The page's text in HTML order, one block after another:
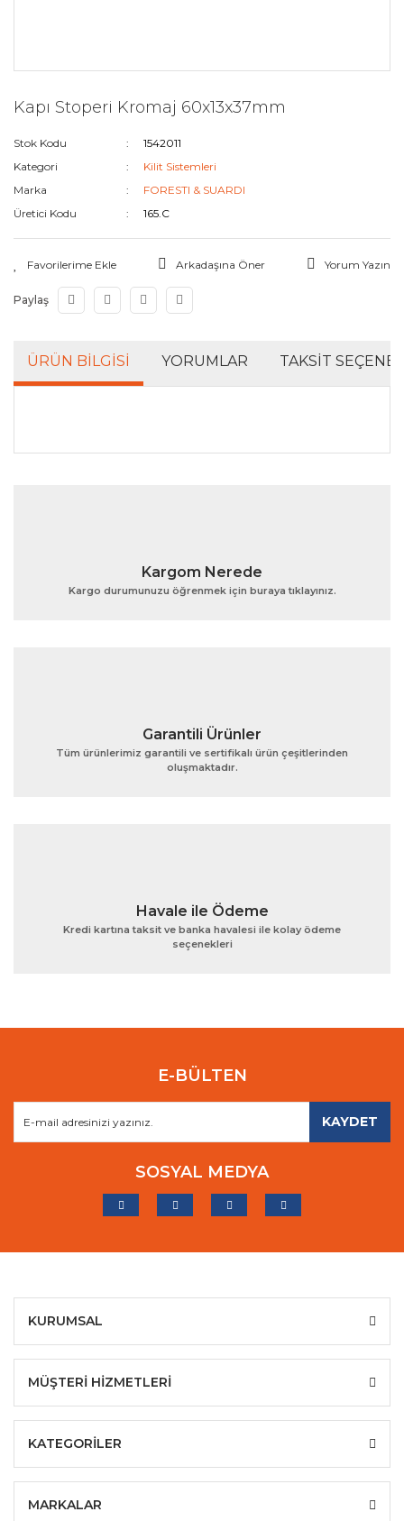
Kapı Stoperi Kromaj 60x13x37mm
Stok Kodu
1542011
Kategori
Kilit Sistemleri
Marka
FORESTI & SUARDI
Üretici Kodu
165.C
Arkadaşına Öner Yorum Yazın
Paylaş
ÜRÜN BILGISI YORUMLAR TAKSIT
Bu ürünün fiyat bilgisi, resim, ürün açıklamalarında ve
Ürün açıklamasında eksik bilgiler bulunuyor.
Gönder
Kargom Nerede
Kargo durumunuzu öğrenmek için buraya tıklayınız.
Garantili Ürünler
Tüm ürünlerimiz garantili ve sertifikalı ürün çeşitlerinden
oluşmaktadır.
Havale ile Ödeme
Kredi kartına taksit ve banka havalesi ile kolay ödeme
seçenekleri
E-BÜLTEN
KAYDET
SOSYAL MEDYA
KURUMSAL
MÜŞTERİ HİZMETLERİ
KATEGORİLER
MARKALAR